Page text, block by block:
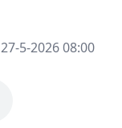
27-5-2026 08:00